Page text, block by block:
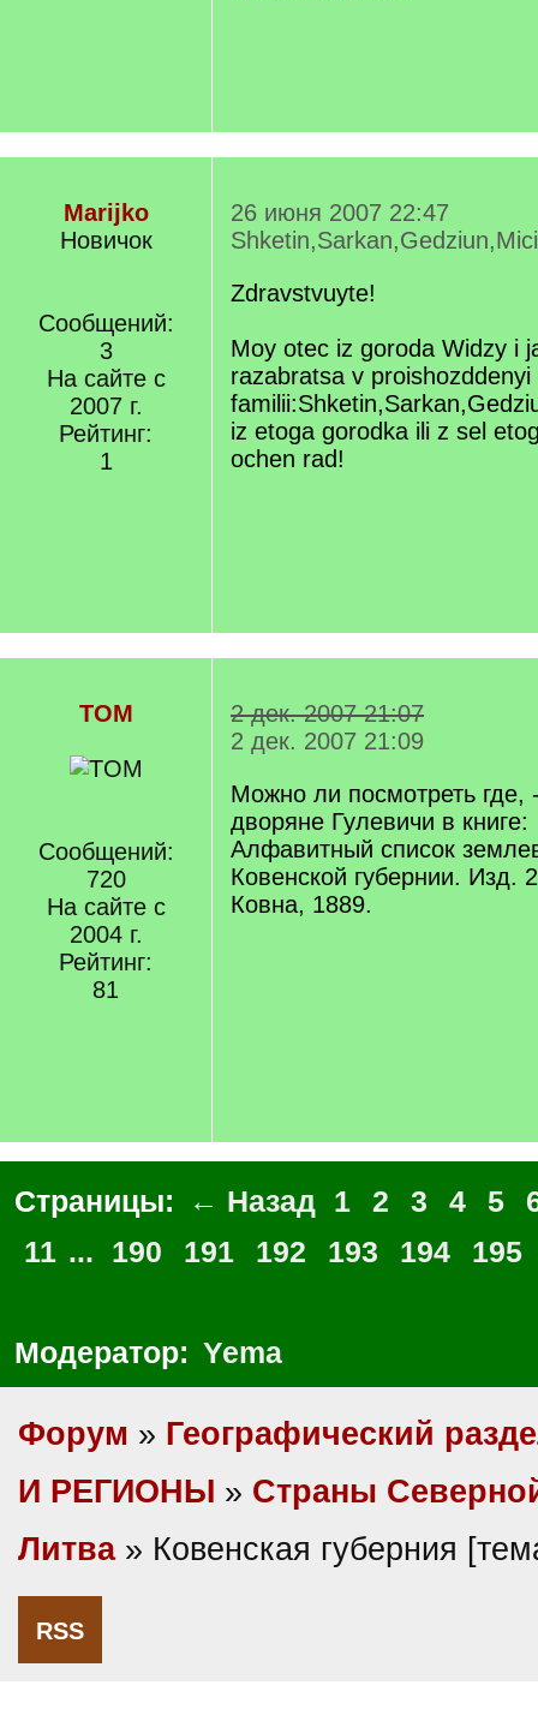
Marijko
Новичок
Сообщений:
3
На сайте с
2007 г.
Рейтинг:
1
26 июня 2007 22:47
Zdravstvuyte!
Moy otec iz goroda Widzy i
razabratsa v
iz etoga gorodka ili z sel
ochen rad!
TOM
Сообщений:
720
На сайте с
2004 г.
Рейтинг:
81
2 дек. 2007 21:07
2 дек. 2007 21:09
Можно ли посмотреть где,
дворяне Гулевичи в книге:
Алфавитный список
Ковенской губернии. Изд.
Ковна, 1889.
Страницы: ← Назад 1 2 3 4 5
11 ... 190 191 192 193 194 195
Модератор: Yema
Форум » Географический
И РЕГИОНЫ » Cтраны
Литва» Ковенская губерния
RSS